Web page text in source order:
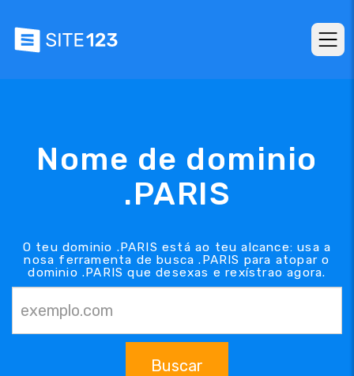
Nome de dominio
.PARIS
O teu dominio .PARIS está ao teu alcance: usa a
nosa ferramenta de busca .PARIS para atopar o
dominio .PARIS que desexas e rexístrao agora.
Buscar